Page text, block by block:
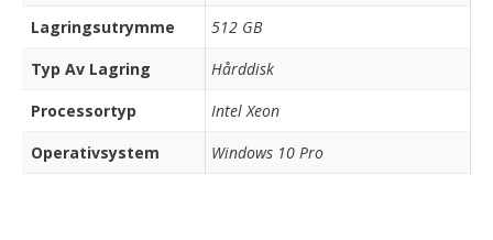
Lagringsutrymme
512 GB
Typ Av Lagring
Hårddisk
Processortyp
Intel Xeon
Operativsystem
Windows 10 Pro